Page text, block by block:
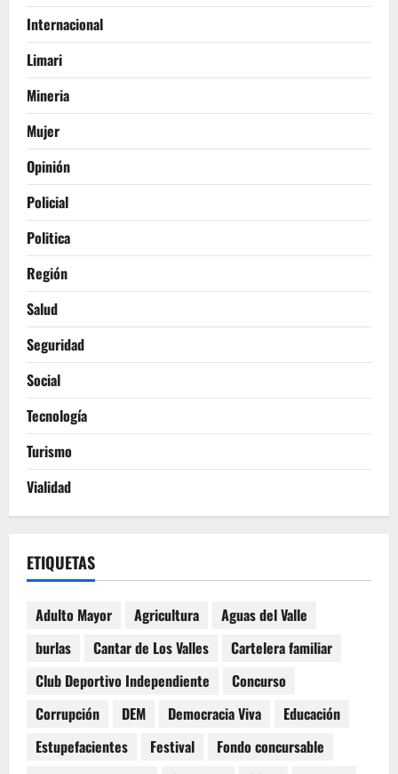
Internacional
Limari
Mineria
Mujer
Opinión
Policial
Politica
Región
Salud
Seguridad
Social
Tecnología
Turismo
Vialidad
ETIQUETAS
Adulto Mayor Agricultura
Aguas del Valle
burlas
Cantar de Los Valles
Cartelera familiar
Club Deportivo Independiente
Concurso
Corrupción
DEM Democracia Viva
Educación
Estupefacientes
Festival
Fondo concursable